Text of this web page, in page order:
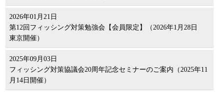
2026年01月21日
第12回フィッシング対策勉強会【会員限定】（2026年1月28日
東京開催）
2025年09月03日
フィッシング対策協議会20周年記念セミナーのご案内（2025年11
月14日開催）